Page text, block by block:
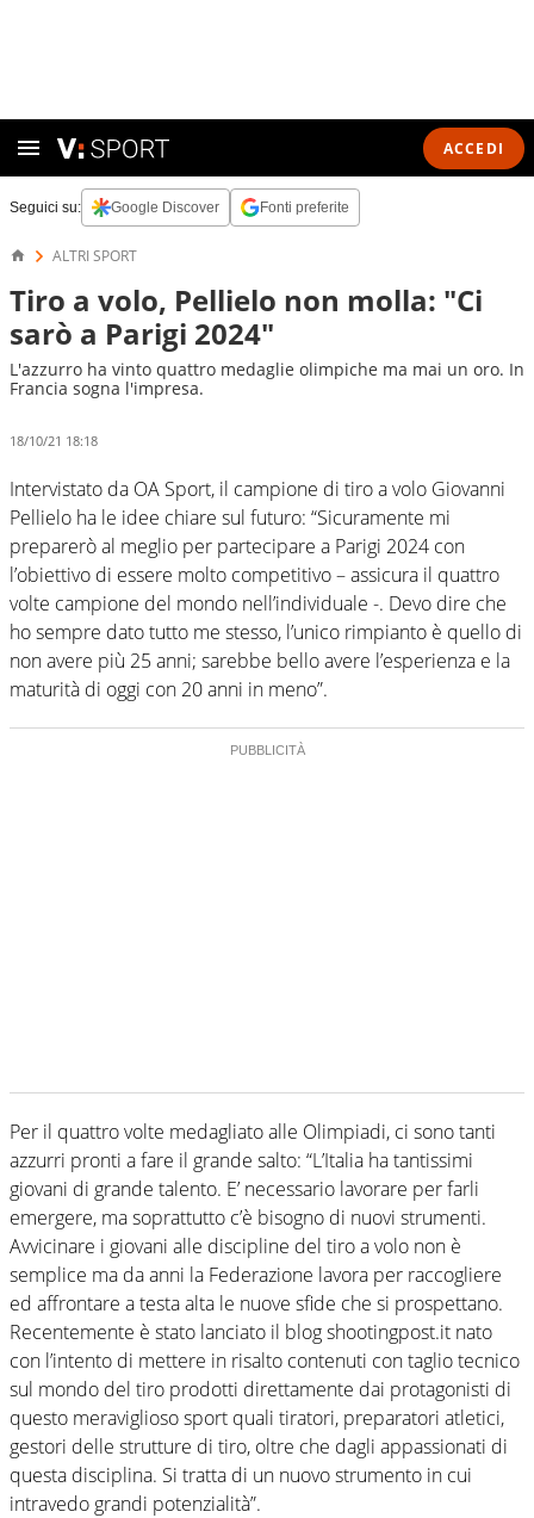
ACCEDI
Seguici su: Google Discover Fonti preferite
ALTRI SPORT
Tiro a volo, Pellielo non molla: "Ci
sarò a Parigi 2024"
L'azzurro ha vinto quattro medaglie olimpiche ma mai un oro. In
Francia sogna l'impresa.
18/10/21 18:18
Intervistato da OA Sport, il campione di tiro a volo Giovanni
Pellielo ha le idee chiare sul futuro: “Sicuramente mi
preparerò al meglio per partecipare a Parigi 2024 con
l’obiettivo di essere molto competitivo – assicura il quattro
volte campione del mondo nell’individuale -. Devo dire che
ho sempre dato tutto me stesso, l’unico rimpianto è quello di
non avere più 25 anni; sarebbe bello avere l’esperienza e la
maturità di oggi con 20 anni in meno”.
Per il quattro volte medagliato alle Olimpiadi, ci sono tanti
azzurri pronti a fare il grande salto: “L’Italia ha tantissimi
giovani di grande talento. E’ necessario lavorare per farli
emergere, ma soprattutto c’è bisogno di nuovi strumenti.
Avvicinare i giovani alle discipline del tiro a volo non è
semplice ma da anni la Federazione lavora per raccogliere
ed affrontare a testa alta le nuove sfide che si prospettano.
Recentemente è stato lanciato il blog shootingpost.it nato
con l’intento di mettere in risalto contenuti con taglio tecnico
sul mondo del tiro prodotti direttamente dai protagonisti di
questo meraviglioso sport quali tiratori, preparatori atletici,
gestori delle strutture di tiro, oltre che dagli appassionati di
questa disciplina. Si tratta di un nuovo strumento in cui
intravedo grandi potenzialità”.